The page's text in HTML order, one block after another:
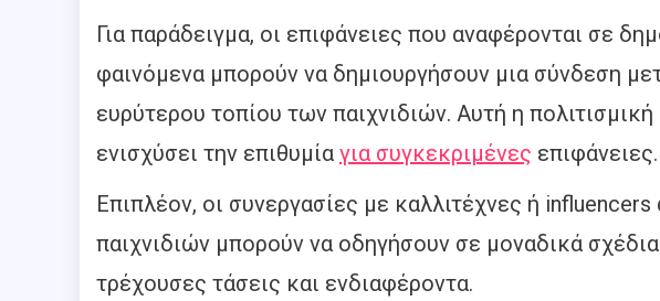
Για παράδειγμα, οι επιφάνειες που αναφέρονται σε
φαινόμενα μπορούν να δημιουργήσουν μια σύνδεση
ευρύτερου τοπίου των παιχνιδιών. Αυτή η
ενισχύσει την επιθυμία για συγκεκριμένες επιφάνειες.
Επιπλέον, οι συνεργασίες με καλλιτέχνες ή
παιχνιδιών μπορούν να οδηγήσουν σε μοναδικά
τρέχουσες τάσεις και ενδιαφέροντα.